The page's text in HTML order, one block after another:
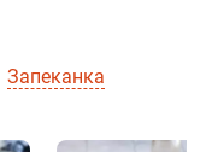
Запеканка